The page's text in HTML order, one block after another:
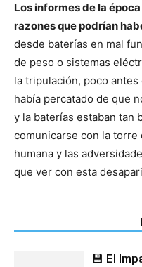
Los informes de la
razones que podrían
desde baterías en mal
de peso o sistemas
la tripulación, poco
había percatado de que
y la baterías estaban tan
comunicarse con la
humana y las
que ver con esta
💾 El